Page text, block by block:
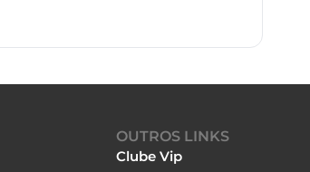
OUTROS LINKS
Clube Vip